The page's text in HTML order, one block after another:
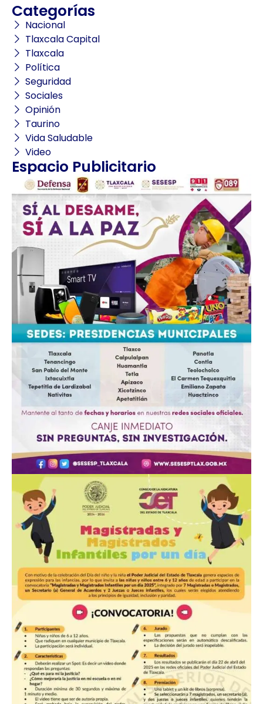
Categorías
Nacional
Tlaxcala Capital
Tlaxcala
Política
Seguridad
Sociales
Opinión
Taurino
Vida Saludable
Video
Espacio Publicitario